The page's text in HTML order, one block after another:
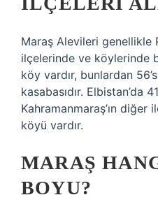
Maraş Alevileri genellikle
ilçelerinde ve köylerinde
köy vardır, bunlardan
kasabasıdır. Elbistan’da
Kahramanmaraş’ın
köyü vardır.
MARAŞ
BOYU?